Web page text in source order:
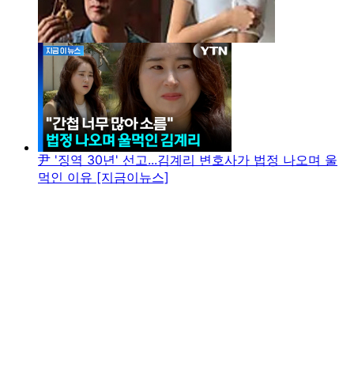
尹 '징역 30년' 선고...김계리 변호사가 법정 나오며 울
먹인 이유 [지금이뉴스]